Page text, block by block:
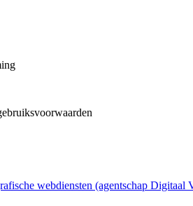
webdiensten (agentschap Digitaal